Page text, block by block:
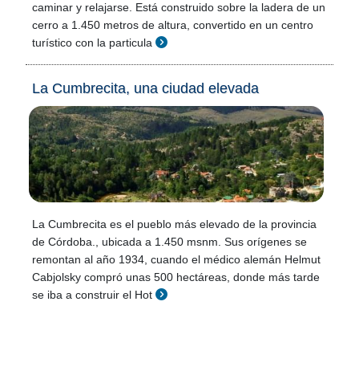
caminar y relajarse. Está construido sobre la ladera de un
cerro a 1.450 metros de altura, convertido en un centro
turístico con la particula
La Cumbrecita, una ciudad elevada
La Cumbrecita es el pueblo más elevado de la provincia
de Córdoba., ubicada a 1.450 msnm. Sus orígenes se
remontan al año 1934, cuando el médico alemán Helmut
Cabjolsky compró unas 500 hectáreas, donde más tarde
se iba a construir el Hot